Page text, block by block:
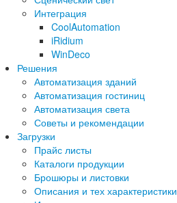
Интеграция
CoolAutomation
iRidium
WinDeco
Решения
Автоматизация зданий
Автоматизация гостиниц
Автоматизация света
Советы и рекомендации
Загрузки
Прайс листы
Каталоги продукции
Брошюры и листовки
Описания и тех характеристики